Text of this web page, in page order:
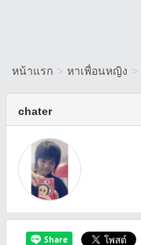
หน้าแรก > หาเพื่อนหญิง >
chater